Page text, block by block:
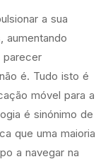
a sua
aumentando
parecer
é. Tudo isto é
móvel para a
é sinónimo de
que uma maioria
a navegar na